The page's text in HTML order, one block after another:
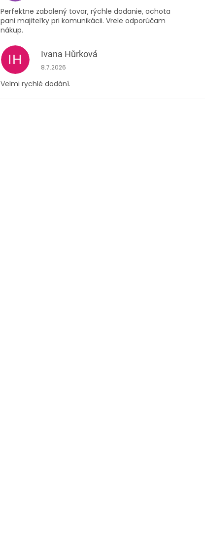
Perfektne zabalený tovar, rýchle dodanie, ochota
pani majiteľky pri komunikácii. Vrele odporúčam
nákup.
IH Ivana Hůrková
Hodnocení obchodu je 5 z 5 hvězdiček.
8.7.2026
Velmi rychlé dodání.